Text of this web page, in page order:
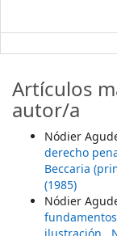
Artículos
autor/a
Nódier
derecho
Beccaria
(1985)
Nódier